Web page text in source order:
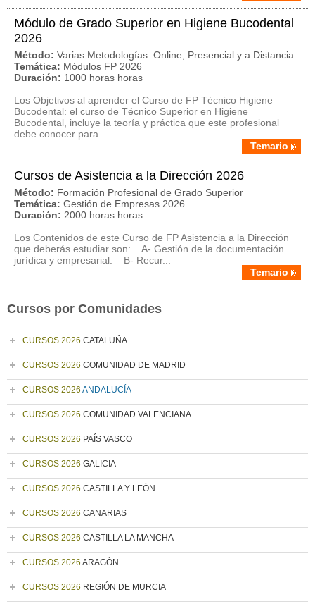
Módulo de Grado Superior en Higiene Bucodental
2026
Método: Varias Metodologías: Online, Presencial y a Distancia
Temática: Módulos FP 2026
Duración: 1000 horas horas
Los Objetivos al aprender el Curso de FP Técnico Higiene
Bucodental: el curso de Técnico Superior en Higiene
Bucodental, incluye la teoría y práctica que este profesional
debe conocer para ...
Temario
Cursos de Asistencia a la Dirección 2026
Método: Formación Profesional de Grado Superior
Temática: Gestión de Empresas 2026
Duración: 2000 horas horas
Los Contenidos de este Curso de FP Asistencia a la Dirección
que deberás estudiar son: A- Gestión de la documentación
jurídica y empresarial. B- Recur...
Temario
Cursos por Comunidades
CURSOS 2026 CATALUÑA
CURSOS 2026 COMUNIDAD DE MADRID
CURSOS 2026 ANDALUCÍA
CURSOS 2026 COMUNIDAD VALENCIANA
CURSOS 2026 PAÍS VASCO
CURSOS 2026 GALICIA
CURSOS 2026 CASTILLA Y LEÓN
CURSOS 2026 CANARIAS
CURSOS 2026 CASTILLA LA MANCHA
CURSOS 2026 ARAGÓN
CURSOS 2026 REGIÓN DE MURCIA